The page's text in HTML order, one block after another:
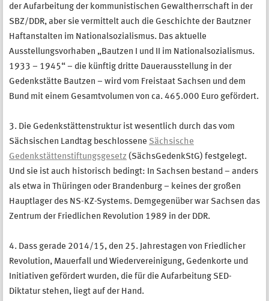
der Aufarbeitung der kommunistischen Gewaltherrschaft in der
SBZ/DDR, aber sie vermittelt auch die Geschichte der Bautzner
Haftanstalten im Nationalsozialismus. Das aktuelle
Ausstellungsvorhaben „Bautzen I und II im Nationalsozialismus.
1933 – 1945“ – die künftig dritte Dauerausstellung in der
Gedenkstätte Bautzen – wird vom Freistaat Sachsen und dem
Bund mit einem Gesamtvolumen von ca. 465.000 Euro gefördert.
3. Die Gedenkstättenstruktur ist wesentlich durch das vom
Sächsischen Landtag beschlossene Sächsische
Gedenkstättenstiftungsgesetz (SächsGedenkStG) festgelegt.
Und sie ist auch historisch bedingt: In Sachsen bestand – anders
als etwa in Thüringen oder Brandenburg – keines der großen
Hauptlager des NS-KZ-Systems. Demgegenüber war Sachsen das
Zentrum der Friedlichen Revolution 1989 in der DDR.
4. Dass gerade 2014/15, den 25. Jahrestagen von Friedlicher
Revolution, Mauerfall und Wiedervereinigung, Gedenkorte und
Initiativen gefördert wurden, die für die Aufarbeitung SED-
Diktatur stehen, liegt auf der Hand.